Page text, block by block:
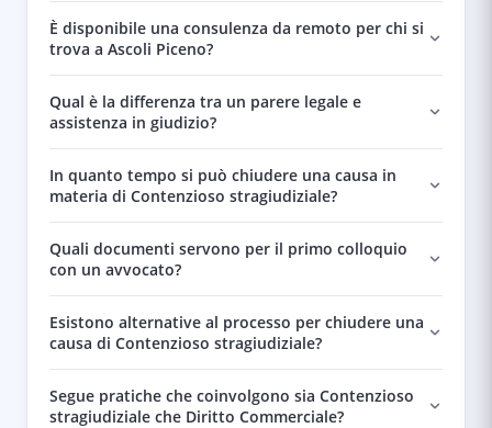
È disponibile una consulenza da remoto per chi si
trova a Ascoli Piceno?
Qual è la differenza tra un parere legale e
assistenza in giudizio?
In quanto tempo si può chiudere una causa in
materia di Contenzioso stragiudiziale?
Quali documenti servono per il primo colloquio
con un avvocato?
Esistono alternative al processo per chiudere una
causa di Contenzioso stragiudiziale?
Segue pratiche che coinvolgono sia Contenzioso
stragiudiziale che Diritto Commerciale?